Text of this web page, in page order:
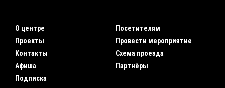
О центре
Проекты
Контакты
Афиша
Подписка
Посетителям
Провести мероприятие
Схема проезда
Партнёры